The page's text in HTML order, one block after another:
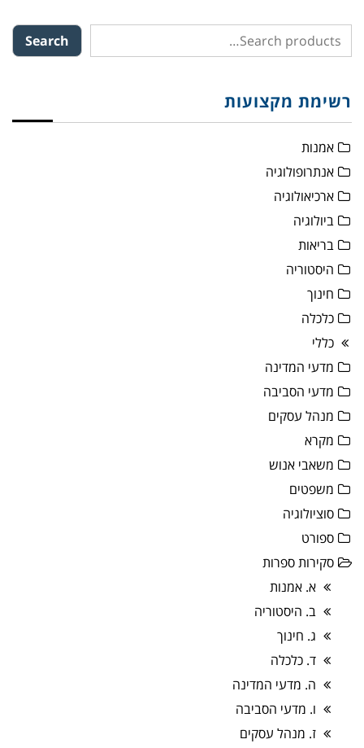
Search
רשימת מקצועות
אמנות
אנתרופולוגיה
ארכיאולוגיה
ביולוגיה
בריאות
היסטוריה
חינוך
כלכלה
כללי
מדעי המדינה
מדעי הסביבה
מנהל עסקים
מקרא
משאבי אנוש
משפטים
סוציולוגיה
ספורט
סקירות ספרות
א. אמנות
ב. היסטוריה
ג. חינוך
ד. כלכלה
ה. מדעי המדינה
ו. מדעי הסביבה
ז. מנהל עסקים